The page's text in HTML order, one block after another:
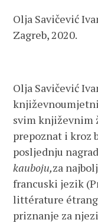
Olja Savičević
Zagreb, 2020.
Olja Savičević
svim književnim
prepoznat i kroz
posljednju
kauboju,za
francuski jezik
littérature
priznanje za